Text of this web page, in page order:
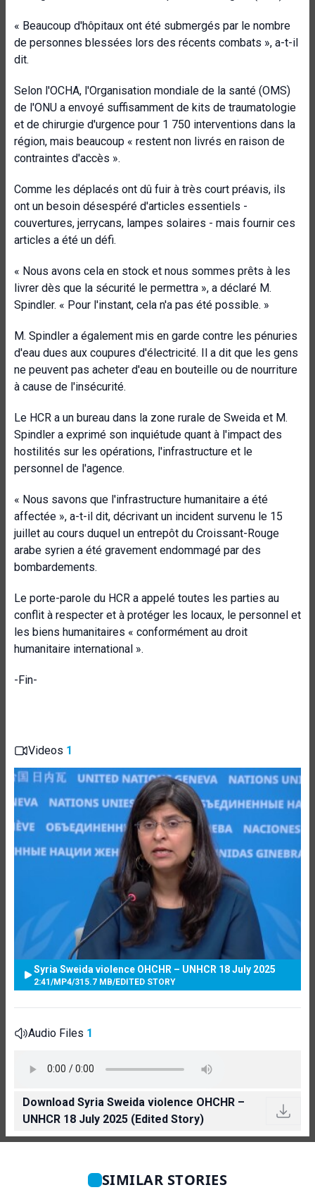
« Beaucoup d'hôpitaux ont été submergés par le nombre
de personnes blessées lors des récents combats », a-t-il
dit.
Selon l'OCHA, l'Organisation mondiale de la santé (OMS)
de l'ONU a envoyé suffisamment de kits de traumatologie
et de chirurgie d'urgence pour 1 750 interventions dans la
région, mais beaucoup « restent non livrés en raison de
contraintes d'accès ».
Comme les déplacés ont dû fuir à très court préavis, ils
ont un besoin désespéré d'articles essentiels -
couvertures, jerrycans, lampes solaires - mais fournir ces
articles a été un défi.
« Nous avons cela en stock et nous sommes prêts à les
livrer dès que la sécurité le permettra », a déclaré M.
Spindler. « Pour l'instant, cela n'a pas été possible. »
M. Spindler a également mis en garde contre les pénuries
d'eau dues aux coupures d'électricité. Il a dit que les gens
ne peuvent pas acheter d'eau en bouteille ou de nourriture
à cause de l'insécurité.
Le HCR a un bureau dans la zone rurale de Sweida et M.
Spindler a exprimé son inquiétude quant à l'impact des
hostilités sur les opérations, l'infrastructure et le
personnel de l'agence.
« Nous savons que l'infrastructure humanitaire a été
affectée », a-t-il dit, décrivant un incident survenu le 15
juillet au cours duquel un entrepôt du Croissant-Rouge
arabe syrien a été gravement endommagé par des
bombardements.
Le porte-parole du HCR a appelé toutes les parties au
conflit à respecter et à protéger les locaux, le personnel et
les biens humanitaires « conformément au droit
humanitaire international ».
-Fin-
Videos 1
Syria Sweida violence OHCHR – UNHCR 18 July 2025
2:41 /MP4/315.7 MB/EDITED STORY
Audio Files 1
Download Syria Sweida violence OHCHR –
UNHCR 18 July 2025 (Edited Story)
SIMILAR STORIES